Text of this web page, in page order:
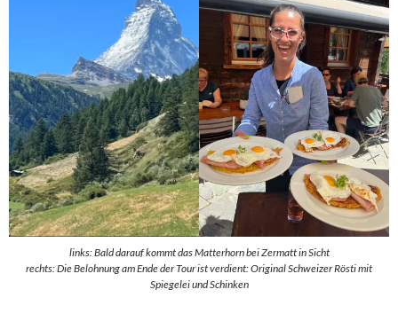
links: Bald darauf kommt das Matterhorn bei Zermatt in Sicht
rechts: Die Belohnung am Ende der Tour ist verdient: Original Schweizer Rösti mit
Spiegelei und Schinken